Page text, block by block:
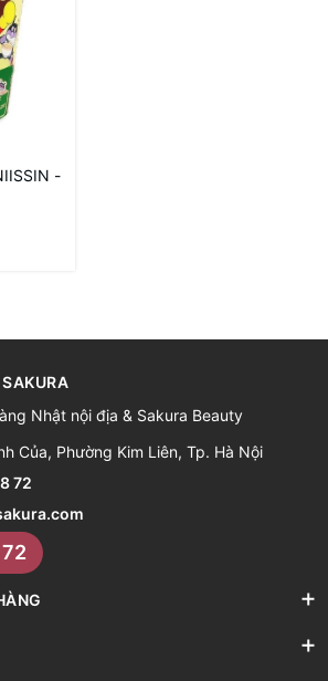
-
Nhật nội địa & Sakura Beauty
Của, Phường Kim Liên, Tp. Hà Nội
72